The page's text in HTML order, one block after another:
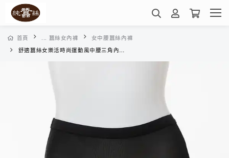
首頁 ... 蠶絲女內褲
女中腰蠶絲內褲
舒適蠶絲女樂活時尚運動風中腰三角內褲-PWA1LN026A(素色黑)